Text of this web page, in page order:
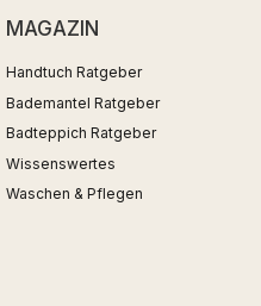
MAGAZIN
Handtuch Ratgeber
Bademantel Ratgeber
Badteppich Ratgeber
Wissenswertes
Waschen & Pflegen